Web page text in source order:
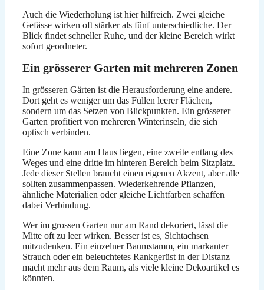
Auch die Wiederholung ist hier hilfreich. Zwei gleiche
Gefässe wirken oft stärker als fünf unterschiedliche. Der
Blick findet schneller Ruhe, und der kleine Bereich wirkt
sofort geordneter.
Ein grösserer Garten mit mehreren Zonen
In grösseren Gärten ist die Herausforderung eine andere.
Dort geht es weniger um das Füllen leerer Flächen,
sondern um das Setzen von Blickpunkten. Ein grösserer
Garten profitiert von mehreren Winterinseln, die sich
optisch verbinden.
Eine Zone kann am Haus liegen, eine zweite entlang des
Weges und eine dritte im hinteren Bereich beim Sitzplatz.
Jede dieser Stellen braucht einen eigenen Akzent, aber alle
sollten zusammenpassen. Wiederkehrende Pflanzen,
ähnliche Materialien oder gleiche Lichtfarben schaffen
dabei Verbindung.
Wer im grossen Garten nur am Rand dekoriert, lässt die
Mitte oft zu leer wirken. Besser ist es, Sichtachsen
mitzudenken. Ein einzelner Baumstamm, ein markanter
Strauch oder ein beleuchtetes Rankgerüst in der Distanz
macht mehr aus dem Raum, als viele kleine Dekoartikel es
könnten.